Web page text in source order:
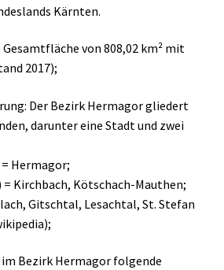
Kärnten.
von 808,02 km² mit
2017);
Der Bezirk Hermagor gliedert
darunter eine Stadt und zwei
Hermagor;
Kirchbach, Kötschach-Mauthen;
Gitschtal, Lesachtal, St. Stefan
im Bezirk Hermagor folgende